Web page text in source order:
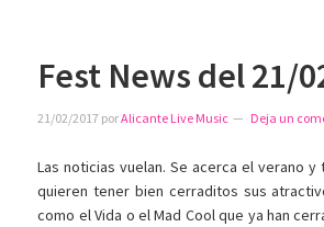
Fest News del 21/
21/02/2017 porAlicante Live Music Deja un
Las noticias vuelan. Se acerca el verano
quieren tener bien cerraditos sus
como el Vida o el Mad Cool que ya han